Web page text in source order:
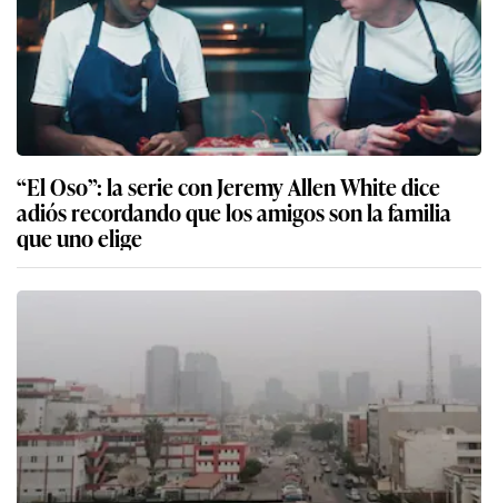
“El Oso”: la serie con Jeremy Allen White dice
adiós recordando que los amigos son la familia
que uno elige